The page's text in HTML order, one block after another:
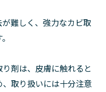
難しく、強力なカビ取
剤は、皮膚に触れると
取り扱いには十分注意